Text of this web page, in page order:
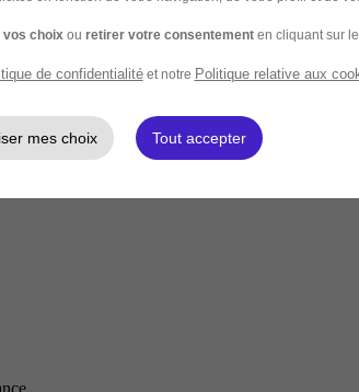
choix ou retirer votre consentementen cliquant sur
de confidentialitéet notre Politique relative aux
mes choix Tout accepter